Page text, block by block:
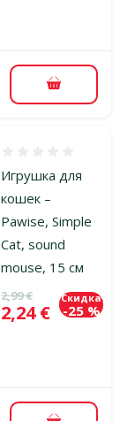
В корзину
Игрушка для
кошек –
Pawise, Simple
Cat, sound
mouse, 15 см
Исходная цена
2,99 €
Цена
2,24 €
Скидка
-25 %